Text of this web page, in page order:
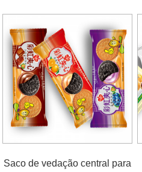
Saco de vedação central para